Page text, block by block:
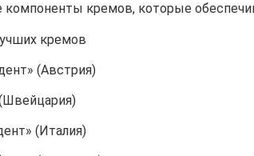
компоненты кремов, которые
кремов
(Австрия)
(Италия)